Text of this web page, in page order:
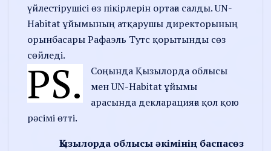
үйлестірушісі өз пікірлерін ортаға салды. UN-
Habitat ұйымының атқарушы директорының
орынбасары Рафаэль Тутс қорытынды сөз
сөйледі.
PS.
Соңында Қызылорда облысы
мен UN-Habitat ұйымы
арасында декларацияға қол қою
рәсімі өтті.
Қызылорда облысы әкімінің баспасөз